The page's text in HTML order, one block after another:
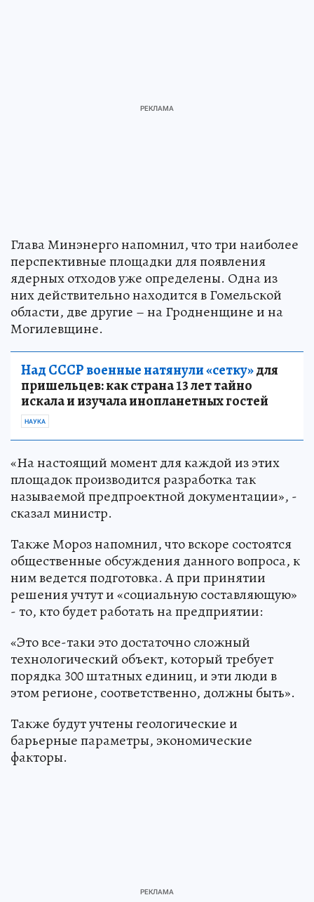
Глава Минэнерго напомнил, что три наиболее
перспективные площадки для появления
ядерных отходов уже определены. Одна из
них действительно находится в Гомельской
области, две другие – на Гродненщине и на
Могилевщине.
Над СССР военные натянули «сетку»для
пришельцев: как страна 13 лет тайно
искала и изучала инопланетных гостей
НАУКА
«На настоящий момент для каждой из этих
площадок производится разработка так
называемой предпроектной документации», -
сказал министр.
Также Мороз напомнил, что вскоре состоятся
общественные обсуждения данного вопроса, к
ним ведется подготовка. А при принятии
решения учтут и «социальную составляющую»
- то, кто будет работать на предприятии:
«Это все-таки это достаточно сложный
технологический объект, который требует
порядка 300 штатных единиц, и эти люди в
этом регионе, соответственно, должны быть».
Также будут учтены геологические и
барьерные параметры, экономические
факторы.